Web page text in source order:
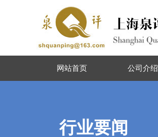
网站首页 公司介绍
行业要闻